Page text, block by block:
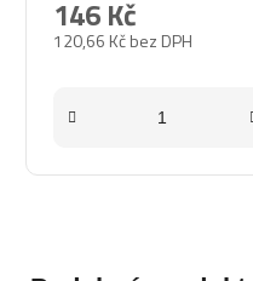
120,66 Kč bez DPH
146 Kč